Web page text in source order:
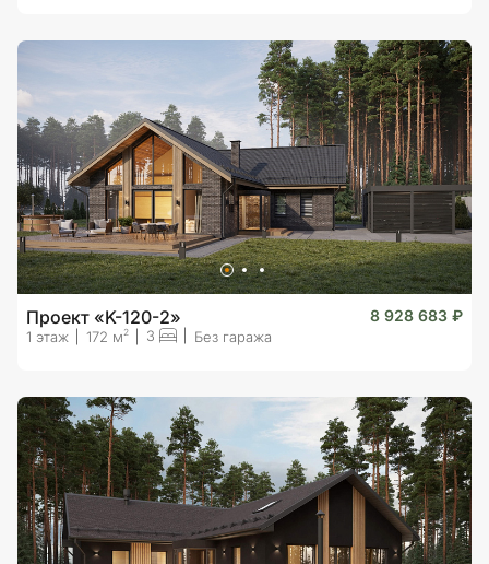
Проект «K-120-2» 8 928 683 ₽
1 этаж 172 м2 3 Без гаража